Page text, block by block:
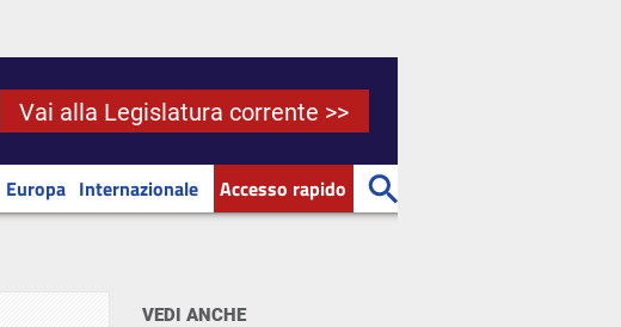
Vai alla Legislatura corrente >>
Europa Internazionale Accesso rapido
VEDI ANCHE